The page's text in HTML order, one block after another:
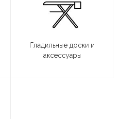
Гладильные доски и
аксессуары